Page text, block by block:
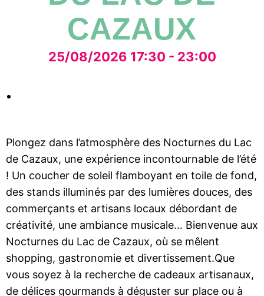
CAZAUX
25/08/2026 17:30 - 23:00
Plongez dans l’atmosphère des Nocturnes du Lac
de Cazaux, une expérience incontournable de l’été
! Un coucher de soleil flamboyant en toile de fond,
des stands illuminés par des lumières douces, des
commerçants et artisans locaux débordant de
créativité, une ambiance musicale… Bienvenue aux
Nocturnes du Lac de Cazaux, où se mêlent
shopping, gastronomie et divertissement.Que
vous soyez à la recherche de cadeaux artisanaux,
de délices gourmands à déguster sur place ou à